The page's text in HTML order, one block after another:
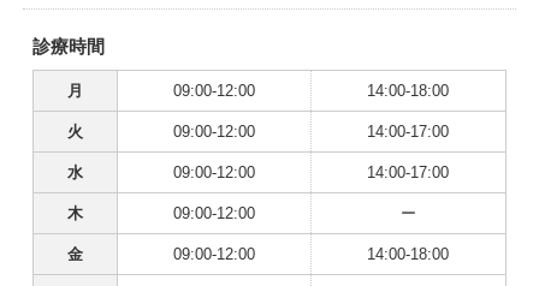
診療時間
月 09:00-12:00 14:00-18:00
火 09:00-12:00 14:00-17:00
水 09:00-12:00 14:00-17:00
木 09:00-12:00 ー
金 09:00-12:00 14:00-18:00